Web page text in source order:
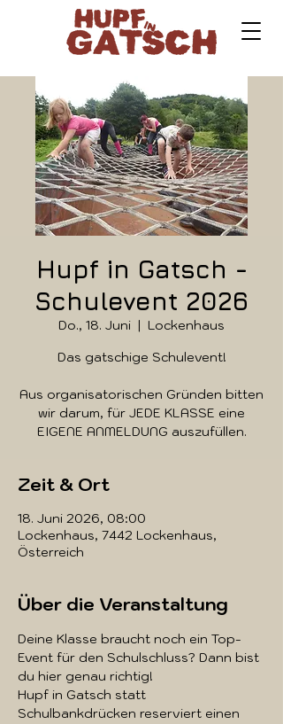
Hupf in Gatsch -
Schulevent 2026
Do., 18. Juni
  |
Lockenhaus
Das gatschige Schulevent!
Aus organisatorischen Gründen bitten
wir darum, für JEDE KLASSE eine
EIGENE ANMELDUNG auszufüllen.
Zeit & Ort
18. Juni 2026, 08:00
Lockenhaus, 7442 Lockenhaus,
Österreich
Über die Veranstaltung
Deine Klasse braucht noch ein Top-
Event für den Schulschluss? Dann bist
du hier genau richtig!
Hupf in Gatsch statt
Schulbankdrücken reserviert einen